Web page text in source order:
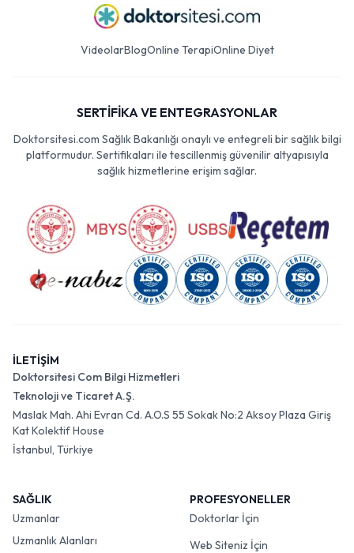
VideolarBlogOnline TerapiOnline Diyet
SERTİFİKA VE ENTEGRASYONLAR
Doktorsitesi.com Sağlık Bakanlığı onaylı ve entegreli bir sağlık bilgi
platformudur. Sertifikaları ile tescillenmiş güvenilir altyapısıyla
sağlık hizmetlerine erişim sağlar.
İLETİŞİM
Doktorsitesi Com Bilgi Hizmetleri
Teknoloji ve Ticaret A.Ş.
Maslak Mah. Ahi Evran Cd. A.O.S 55 Sokak No:2 Aksoy Plaza Giriş
Kat Kolektif House
İstanbul, Türkiye
SAĞLIK
Uzmanlar
Uzmanlık Alanları
PROFESYONELLER
Doktorlar İçin
Web Siteniz İçin